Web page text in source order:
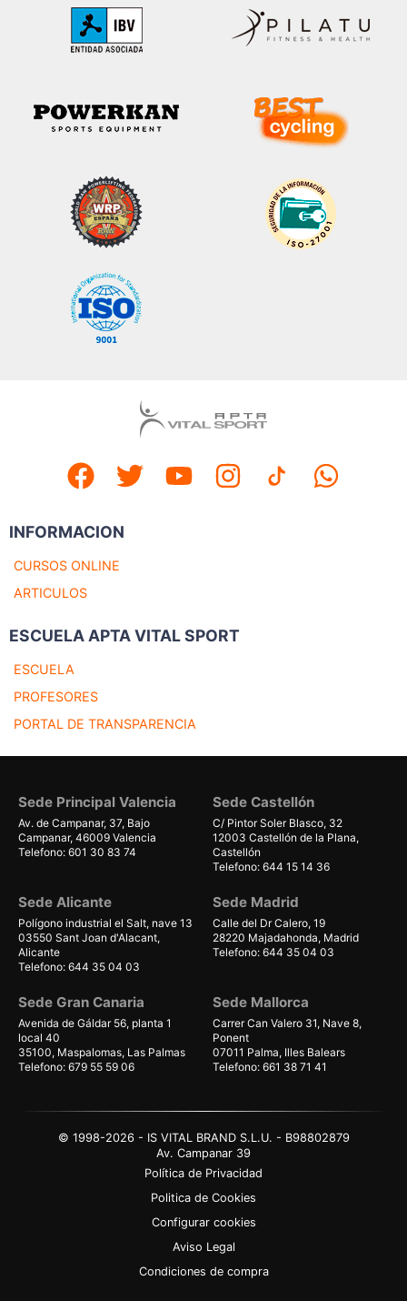
INFORMACION
CURSOS ONLINE
ARTICULOS
ESCUELA APTA VITAL SPORT
ESCUELA
PROFESORES
PORTAL DE TRANSPARENCIA
Sede Principal Valencia
Av. de Campanar, 37, Bajo
Campanar, 46009 Valencia
Telefono: 601 30 83 74
Sede Castellón
C/ Pintor Soler Blasco, 32
12003 Castellón de la Plana,
Castellón
Telefono: 644 15 14 36
Sede Alicante
Polígono industrial el Salt, nave 13
03550 Sant Joan d'Alacant,
Alicante
Telefono: 644 35 04 03
Sede Madrid
Calle del Dr Calero, 19
28220 Majadahonda, Madrid
Telefono: 644 35 04 03
Sede Gran Canaria
Avenida de Gáldar 56, planta 1
local 40
35100, Maspalomas, Las Palmas
Telefono: 679 55 59 06
Sede Mallorca
Carrer Can Valero 31, Nave 8,
Ponent
07011 Palma, Illes Balears
Telefono: 661 38 71 41
© 1998-2026 - IS VITAL BRAND S.L.U. - B98802879
Av. Campanar 39
Política de Privacidad
Politica de Cookies
Configurar cookies
Aviso Legal
Condiciones de compra